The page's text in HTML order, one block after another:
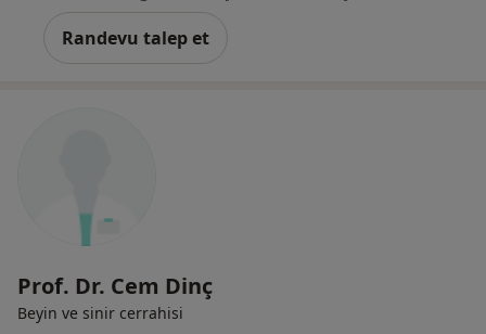
Randevu talep et
Prof. Dr. Cem Dinç
Beyin ve sinir cerrahisi